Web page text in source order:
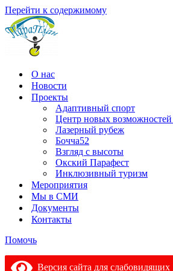
Перейти к содержимому
О нас
Новости
Проекты
Адаптивный спорт
Центр новых
Лазерный рубеж
Бочча52
Взгляд с высоты
Окский Парафест
Инклюзивный туризм
Мероприятия
Мы в СМИ
Документы
Контакты
Помочь
Версия сайта для слабовидящих